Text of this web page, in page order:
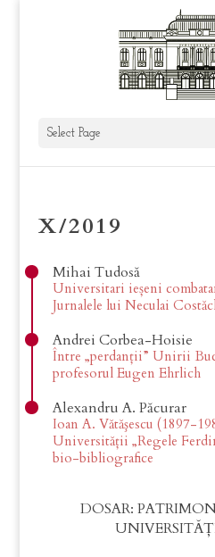
Select Page
X/2019
Mihai Tudosă
Universitari ieșeni
Jurnalele lui Neculai
Andrei Corbea-Hoisie
Între „perdanții” Unirii
profesorul Eugen Ehrlich
Alexandru A. Păcurar
Ioan A. Vătăşescu (1897-
Universităţii „Regele
bio-bibliografice
DOSAR: